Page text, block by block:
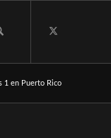
1 en Puerto Rico